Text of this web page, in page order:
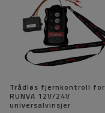
Trådløs fjernkontroll for
RUNVA 12V/24V
universalvinsjer